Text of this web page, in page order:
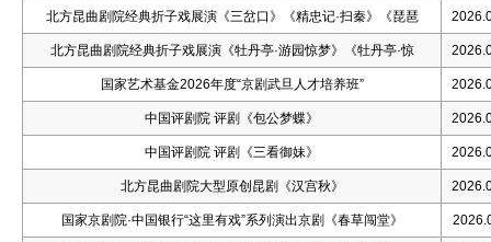
北方昆曲剧院经典折子戏展演《三岔口》《精忠记·扫秦》《琵琶
北方昆曲剧院经典折子戏展演《牡丹亭·游园惊梦》《牡丹亭·惊
国家艺术基金2026年度“京剧武旦人才培养班”
中国评剧院 评剧《包公梦蝶》
中国评剧院 评剧《三看御妹》
北方昆曲剧院大型原创昆剧《汉宫秋》
国家京剧院·中国银行“这里有戏”系列演出京剧《春草闯堂》